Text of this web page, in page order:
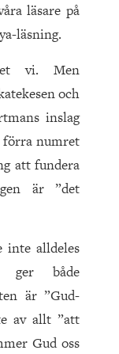
läsare på
läsning.
vi. Men
och
inslag
förra numret
att fundera
är ”det
inte alldeles
ger både
är ”Gud-
av allt ”att
Gud oss